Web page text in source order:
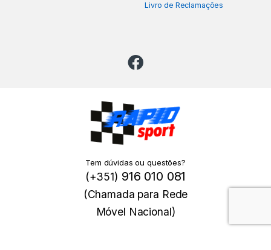
Livro de Reclamações
Tem dúvidas ou questões?
(+351) 916 010 081
(Chamada para Rede
Móvel Nacional)